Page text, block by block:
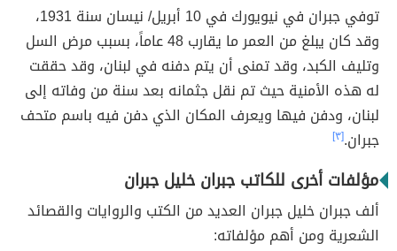
توفي جبران في نيويورك في 10 أبريل/ نيسان سنة 1931،
وقد كان يبلغ من العمر ما يقارب 48 عاماً، بسبب مرض السل
وتليف الكبد، وقد تمنى أن يتم دفنه في لبنان، وقد حققت
له هذه الأمنية حيث تم نقل جثمانه بعد سنة من وفاته إلى
لبنان، ودفن فيها ويعرف المكان الذي دفن فيه باسم متحف
جبران.[٣]
مؤلفات أخرى للكاتب جبران خليل جبران
ألف جبران خليل جبران العديد من الكتب والروايات والقصائد
الشعرية ومن أهم مؤلفاته: